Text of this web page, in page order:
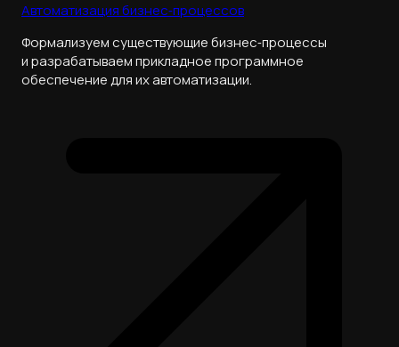
Автоматизация бизнес‑процессов
Формализуем существующие бизнес‑процессы
и разрабатываем прикладное программное
обеспечение для их автоматизации.